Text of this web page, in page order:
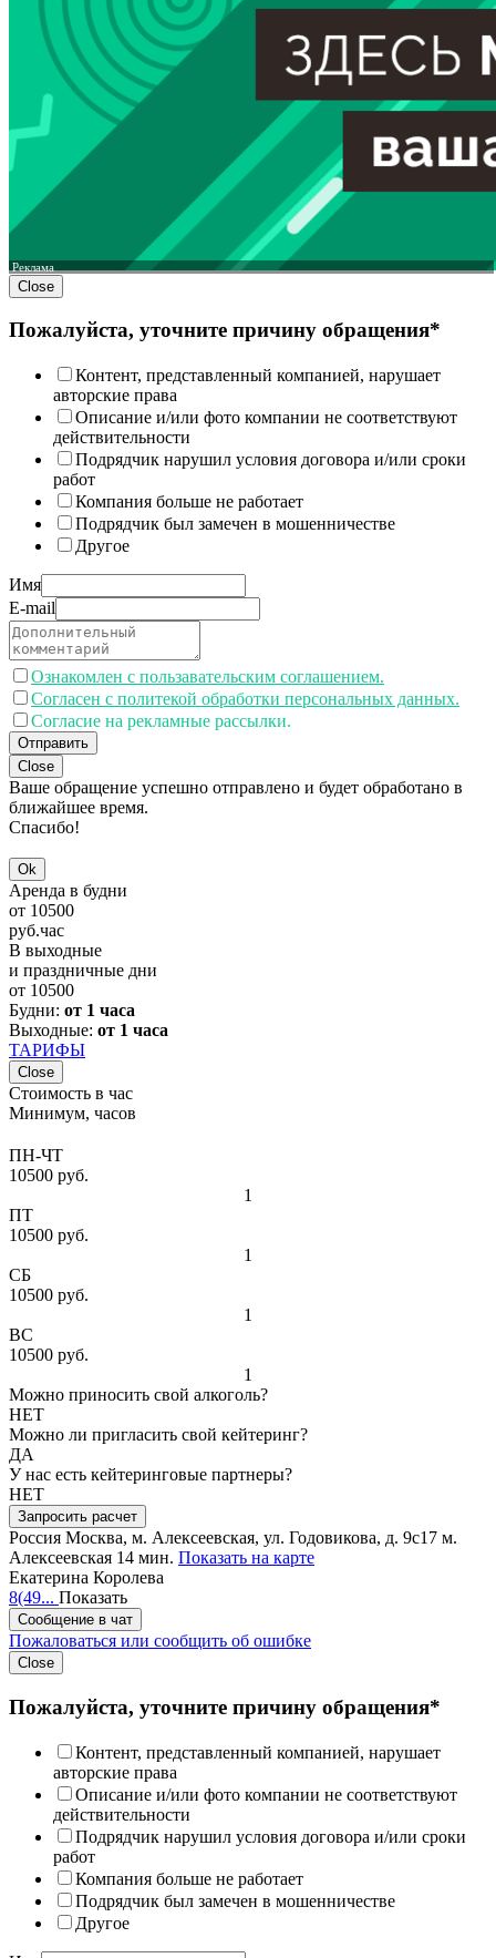
Реклама
Close
Пожалуйста, уточните причину обращения*
Контент, представленный компанией, нарушает
авторские права
Описание и/или фото компании не соответствуют
действительности
Подрядчик нарушил условия договора и/или сроки
работ
Компания больше не работает
Подрядчик был замечен в мошенничестве
Другое
Имя
E-mail
Ознакомлен с пользавательским соглашением.
Согласен с политекой обработки персональных данных.
Согласие на рекламные рассылки.
Отправить
Close
Ваше обращение успешно отправлено и будет обработано в
ближайшее время.
Спасибо!
Ok
Аренда в будни
от 10500
руб.час
В выходные
и праздничные дни
от 10500
Будни: от 1 часа
Выходные: от 1 часа
ТАРИФЫ
Close
Стоимость в час
Минимум, часов
ПН-ЧТ
10500 руб.
1
ПТ
10500 руб.
1
СБ
10500 руб.
1
ВС
10500 руб.
1
Можно приносить свой алкоголь?
НЕТ
Можно ли пригласить свой кейтеринг?
ДА
У нас есть кейтеринговые партнеры?
НЕТ
Запросить расчет
Россия Москва, м. Алексеевская, ул. Годовикова, д. 9с17 м.
Алексеевская 14 мин. Показать на карте
Екатерина Королева
8(49... Показать
Сообщение в чат
Пожаловаться или сообщить об ошибке
Close
Пожалуйста, уточните причину обращения*
Контент, представленный компанией, нарушает
авторские права
Описание и/или фото компании не соответствуют
действительности
Подрядчик нарушил условия договора и/или сроки
работ
Компания больше не работает
Подрядчик был замечен в мошенничестве
Другое